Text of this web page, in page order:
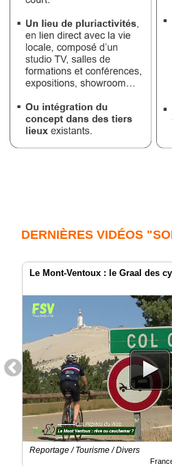
DERNIÈRES VIDÉOS
Le Mont-Ventoux : le Graal des
Reportage / Tourisme / Divers